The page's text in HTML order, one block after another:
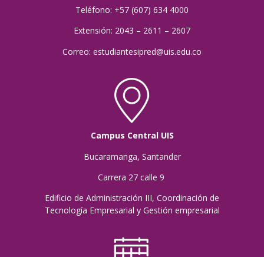
Teléfono: +57 (607) 634 4000
Extensión: 2043 – 2611 – 2607
Correo: estudiantesipred@uis.edu.co
Campus Central UIS
Bucaramanga, Santander
Carrera 27 calle 9
Edificio de Administración III, Coordinación de
Tecnología Empresarial y Gestión empresarial